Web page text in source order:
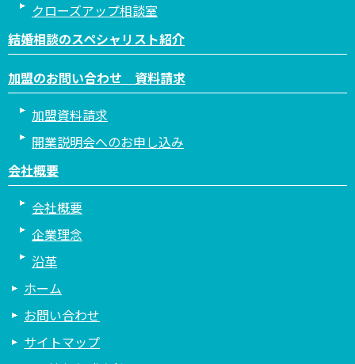
クローズアップ相談室
結婚相談のスペシャリスト紹介
加盟のお問い合わせ 資料請求
加盟資料請求
開業説明会へのお申し込み
会社概要
会社概要
企業理念
沿革
ホーム
お問い合わせ
サイトマップ